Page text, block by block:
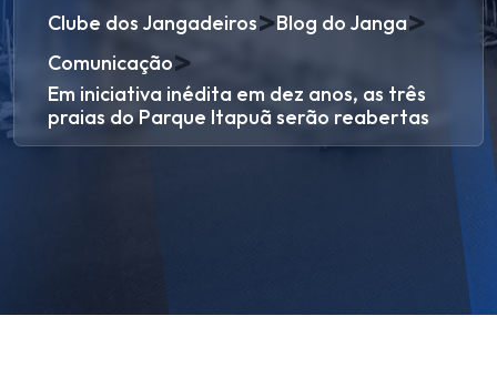
Clube dos Jangadeiros>Blog do Janga>
Comunicação>
Em iniciativa inédita em dez anos, as três
praias do Parque Itapuã serão reabertas